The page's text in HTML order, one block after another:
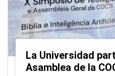
La Universidad
Asamblea de la